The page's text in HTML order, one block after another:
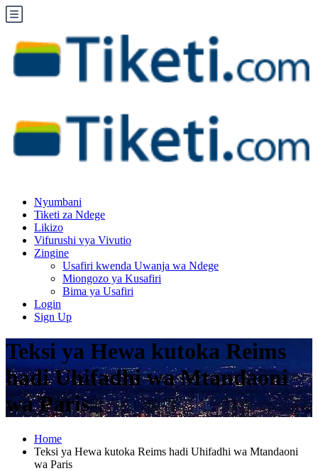
Nyumbani
Tiketi za Ndege
Likizo
Vifurushi vya Vivutio
Zingine
Usafiri kwenda Uwanja wa Ndege
Miongozo ya Kusafiri
Bima ya Usafiri
Login
Sign Up
Teksi ya Hewa kutoka Reims
hadi Uhifadhi wa Mtandaoni
wa Paris
Home
Teksi ya Hewa kutoka Reims hadi Uhifadhi wa Mtandaoni
wa Paris